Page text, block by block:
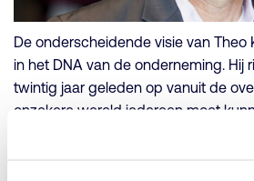
De onderscheidende visie van Theo
in het DNA van de onderneming. Hij
twintig jaar geleden op vanuit de
onzekere wereld iedereen moet
rechtvaardig pensioen. Destijds